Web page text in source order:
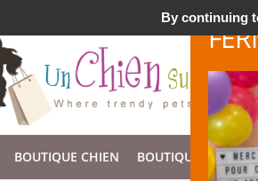
& Design pour Chien, Chat, et Nac !
BOUTIQUE CHIEN BOUTIQUE CHAT
By continuing